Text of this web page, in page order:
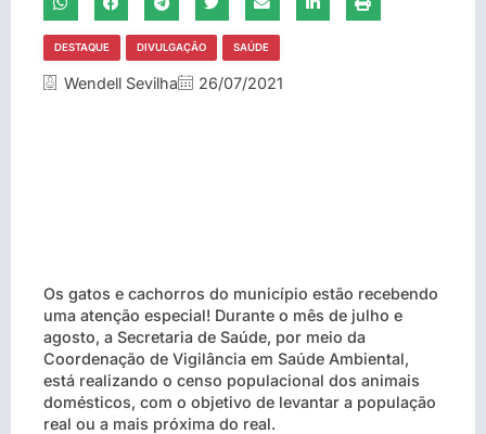
DESTAQUE DIVULGAÇÃO SAÚDE
Wendell Sevilha 26/07/2021
Os gatos e cachorros do município estão recebendo
uma atenção especial! Durante o mês de julho e
agosto, a Secretaria de Saúde, por meio da
Coordenação de Vigilância em Saúde Ambiental,
está realizando o censo populacional dos animais
domésticos, com o objetivo de levantar a população
real ou a mais próxima do real.